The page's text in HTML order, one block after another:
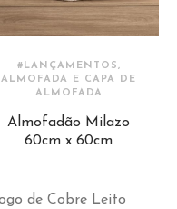
#LANÇAMENTOS,
ALMOFADA E CAPA DE
ALMOFADA
Almofadão Milazo
60cm x 60cm